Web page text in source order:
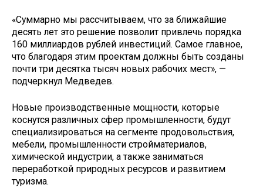
«Суммарно мы рассчитываем, что за ближайшие
десять лет это решение позволит привлечь порядка
160 миллиардов рублей инвестиций. Самое главное,
что благодаря этим проектам должны быть созданы
почти три десятка тысяч новых рабочих мест», —
подчеркнул Медведев.
Новые производственные мощности, которые
коснутся различных сфер промышленности, будут
специализироваться на сегменте продовольствия,
мебели, промышленности стройматериалов,
химической индустрии, а также заниматься
переработкой природных ресурсов и развитием
туризма.